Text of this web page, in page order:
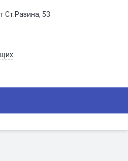
Ст.Разина, 53